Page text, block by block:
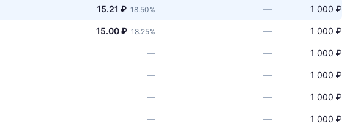
15.21 ₽ 18.50% — 1 000 ₽
15.00 ₽ 18.25% — 1 000 ₽
— — 1 000 ₽
— — 1 000 ₽
— — 1 000 ₽
— — 1 000 ₽